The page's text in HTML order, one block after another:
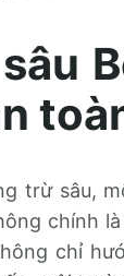
trừ sâu,
chính
chỉ